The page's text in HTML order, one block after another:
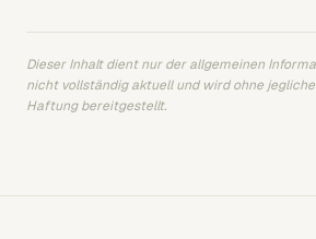
Dieser Inhalt dient nur der allgemeinen
nicht vollständig aktuell und wird ohne
Haftung bereitgestellt.